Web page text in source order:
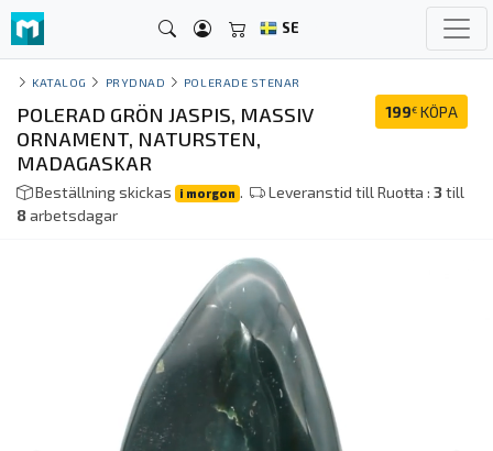
SE
KATALOG PRYDNAD POLERADE STENAR
199€ KÖPA
POLERAD GRÖN JASPIS, MASSIV
ORNAMENT, NATURSTEN,
MADAGASKAR
Beställning skickas i morgon . Leveranstid till Ruoŧŧa :3till
8arbetsdagar